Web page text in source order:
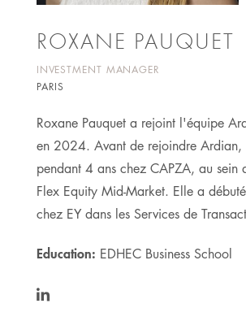
ROXANE PAUQUET
INVESTMENT MANAGER
PARIS
Roxane Pauquet a rejoint l'équipe
en 2024. Avant de rejoindre
pendant 4 ans chez CAPZA, au sein
Flex Equity Mid-Market. Elle a
chez EY dans les Services de
Education: EDHEC Business School